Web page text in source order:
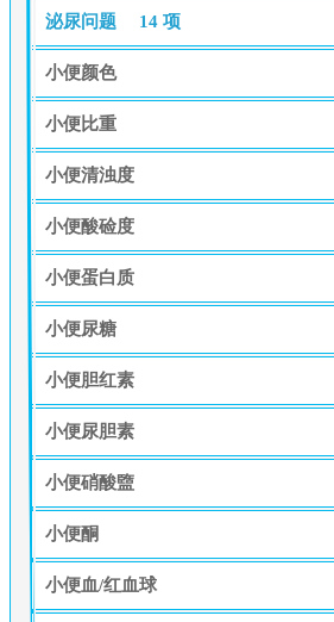
泌尿问题 14 项
小便颜色
小便比重
小便清浊度
小便酸硷度
小便蛋白质
小便尿糖
小便胆红素
小便尿胆素
小便硝酸盬
小便酮
小便血/红血球